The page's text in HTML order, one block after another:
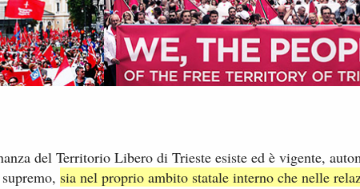
del Territorio Libero di Trieste esiste ed è vigente,
sia nel proprio ambito statale interno che​​ nelle